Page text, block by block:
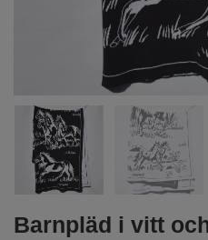
Barnpläd i vitt